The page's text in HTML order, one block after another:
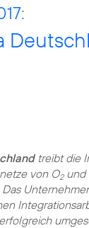
treibt die
von O2und